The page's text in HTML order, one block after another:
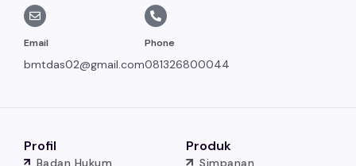
Email
bmtdas02@gmail.com
Phone
081326800044
Profil
Badan Hukum
Produk
Simpanan